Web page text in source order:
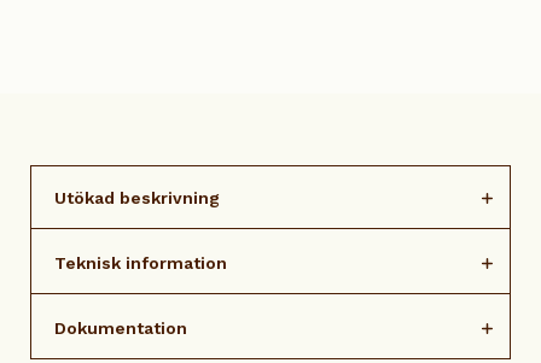
Utökad beskrivning
Teknisk information
Dokumentation